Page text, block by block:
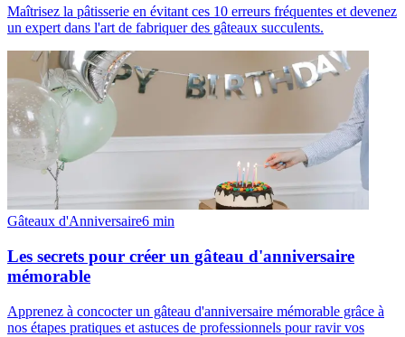
Maîtrisez la pâtisserie en évitant ces 10 erreurs fréquentes et devenez
un expert dans l'art de fabriquer des gâteaux succulents.
Gâteaux d'Anniversaire6 min
Les secrets pour créer un gâteau d'anniversaire
mémorable
Apprenez à concocter un gâteau d'anniversaire mémorable grâce à
nos étapes pratiques et astuces de professionnels pour ravir vos